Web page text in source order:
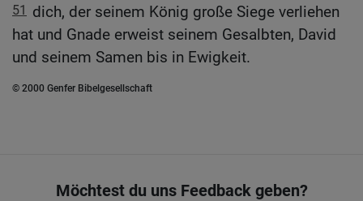
51
dich, der seinem König große Siege verliehen
hat und Gnade erweist seinem Gesalbten, David
und seinem Samen bis in Ewigkeit.
© 2000 Genfer Bibelgesellschaft
Möchtest du uns Feedback geben?